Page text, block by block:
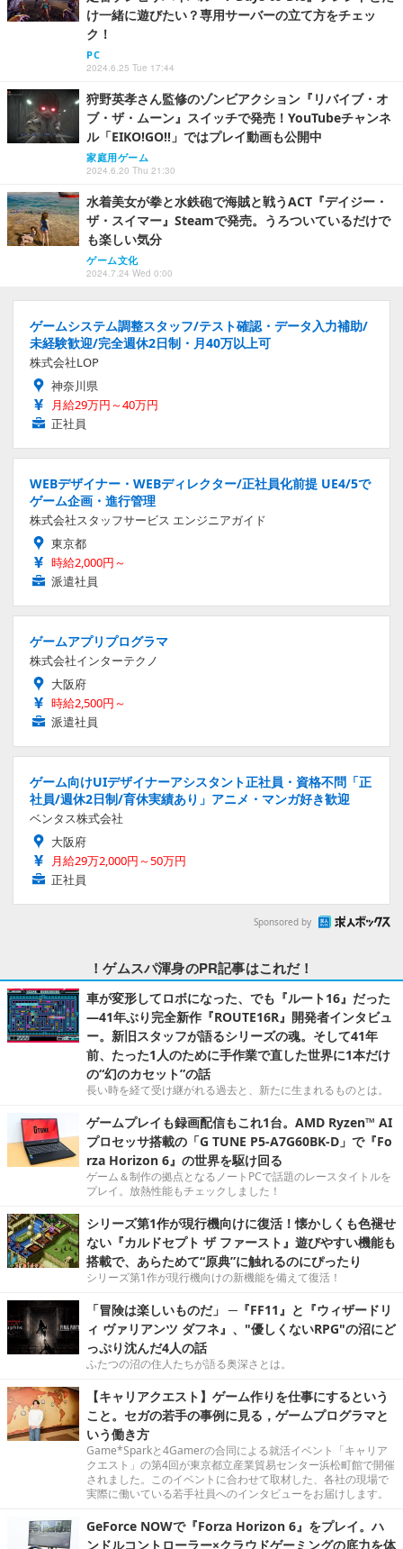
け一緒に遊びたい？専用サーバーの立て方をチェッ
ク！
PC
2024.6.25 Tue 17:44
狩野英孝さん監修のゾンビアクション『リバイブ・オ
ブ・ザ・ムーン』スイッチで発売！YouTubeチャンネ
ル「EIKO!GO!!」ではプレイ動画も公開中
家庭用ゲーム
2024.6.20 Thu 21:30
水着美女が拳と水鉄砲で海賊と戦うACT『デイジー・
ザ・スイマー』Steamで発売。うろついているだけで
も楽しい気分
ゲーム文化
2024.7.24 Wed 0:00
ゲームシステム調整スタッフ/テスト確認・データ入力補助/
未経験歓迎/完全週休2日制・月40万以上可
株式会社LOP
神奈川県
月給29万円～40万円
正社員
WEBデザイナー・WEBディレクター/正社員化前提 UE4/5で
ゲーム企画・進行管理
株式会社スタッフサービス エンジニアガイド
東京都
時給2,000円～
派遣社員
ゲームアプリプログラマ
株式会社インターテクノ
大阪府
時給2,500円～
派遣社員
ゲーム向けUIデザイナーアシスタント正社員・資格不問「正
社員/週休2日制/育休実績あり」アニメ・マンガ好き歓迎
ベンタス株式会社
大阪府
月給29万2,000円～50万円
正社員
Sponsored by
！ゲムスパ渾身のPR記事はこれだ！
車が変形してロボになった、でも『ルート16』だった
―41年ぶり完全新作『ROUTE16R』開発者インタビュ
ー。新旧スタッフが語るシリーズの魂。そして41年
前、たった1人のために手作業で直した世界に1本だけ
の“幻のカセット”の話
長い時を経て受け継がれる過去と、新たに生まれるものとは。
ゲームプレイも録画配信もこれ1台。AMD Ryzen™ AI
プロセッサ搭載の「G TUNE P5-A7G60BK-D」で『Fo
rza Horizon 6』の世界を駆け回る
ゲーム＆制作の拠点となるノートPCで話題のレースタイトルを
プレイ。放熱性能もチェックしました！
シリーズ第1作が現行機向けに復活！懐かしくも色褪せ
ない『カルドセプト ザ ファースト』遊びやすい機能も
搭載で、あらためて“原典”に触れるのにぴったり
シリーズ第1作が現行機向けの新機能を備えて復活！
「冒険は楽しいものだ」 ─『FF11』と『ウィザードリ
ィ ヴァリアンツ ダフネ』、"優しくないRPG"の沼にど
っぷり沈んだ4人の話
ふたつの沼の住人たちが語る奥深さとは。
【キャリアクエスト】ゲーム作りを仕事にするという
こと。セガの若手の事例に見る，ゲームプログラマと
いう働き方
Game*Sparkと4Gamerの合同による就活イベント「キャリア
クエスト」の第4回が東京都立産業貿易センター浜松町館で開催
されました。このイベントに合わせて取材した、各社の現場で
実際に働いている若手社員へのインタビューをお届けします。
GeForce NOWで『Forza Horizon 6』をプレイ。ハ
ンドルコントローラー×クラウドゲーミングの底力を体